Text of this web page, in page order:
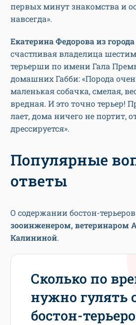
первых минут знакомства и
навсегда».
Екатерина Федорова из
счастливая владелица
терьерши по имени Гала
домашних Габби: «Порода
маленькая собачка, смелая,
вредная. И это точно терьер!
лает, дома ничего не портит,
дрессируется».
Популярные
ответы
О содержании бостон-
зооинженером, ветеринаром
Калининой.
Сколько по
нужно гулять
бостон-